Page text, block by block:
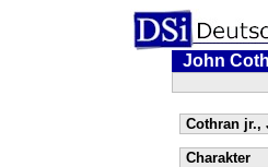
John
Cothran jr.,
Charakter